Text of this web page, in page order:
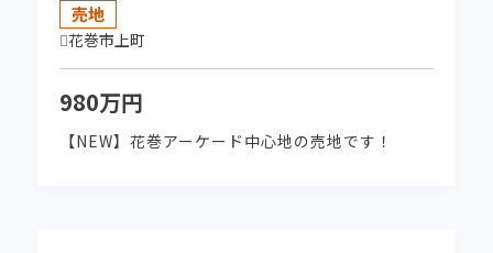
2026-03-11
菅勝不動産協賛企画第2弾！ 9/12㈯ 石川さゆ
り ～プレミアム・アコースティックコンサート
～こちらをクリック！
売地
花巻市上町
980万円
【NEW】花巻アーケード中心地の売地です！